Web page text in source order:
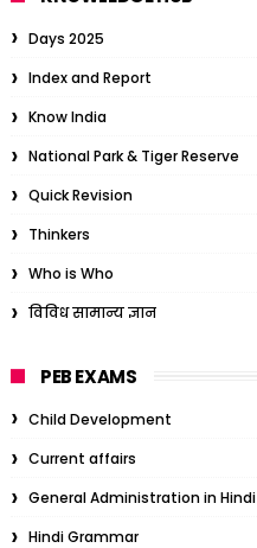
Days 2025
Index and Report
Know India
National Park & Tiger Reserve
Quick Revision
Thinkers
Who is Who
विविध सामान्य ज्ञान
PEB EXAMS
Child Development
Current affairs
General Administration in Hindi
Hindi Grammar